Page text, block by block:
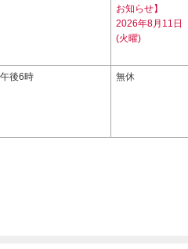
お知らせ】
2026年8月11日
(火曜)
後6時 無休